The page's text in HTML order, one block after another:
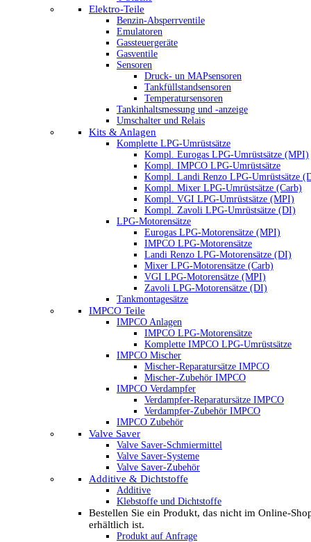
Elektro-Teile
Benzin-Absperrventile
Emulatoren
Gassteuergeräte
Gasventile
Sensoren
Druck- un MAPsensoren
Tankfüllstandsensoren
Temperatursensoren
Tankinhaltsmessung und -anzeige
Umschalter und Relais
Kits & Anlagen
Komplette LPG-Umrüstsätze
Kompl. Eurogas LPG-Umrüstsätze (MPI)
Kompl. IMPCO LPG-Umrüstsätze
Kompl. Landi Renzo LPG-Umrüstsätze
Kompl. Mixer LPG-Umrüstsätze (Carb)
Kompl. VGI LPG-Umrüstsätze (MPI)
Kompl. Zavoli LPG-Umrüstsätze (DI)
LPG-Motorensätze
Eurogas LPG-Motorensätze (MPI)
IMPCO LPG-Motorensätze
Landi Renzo LPG-Motorensätze (DI)
Mixer LPG-Motorensätze (Carb)
VGI LPG-Motorensätze (MPI)
Zavoli LPG-Motorensätze (DI)
Tankmontagesätze
IMPCO Teile
IMPCO Anlagen
IMPCO LPG-Motorensätze
Komplette IMPCO LPG-Umrüstsätze
IMPCO Mischer
Mischer-Reparatursätze IMPCO
Mischer-Zubehör IMPCO
IMPCO Verdampfer
Verdampfer-Reparatursätze IMPCO
Verdampfer-Zubehör IMPCO
IMPCO Zubehör
Valve Saver
Valve Saver-Schmiermittel
Valve Saver-Systeme
Valve Saver-Zubehör
Additive & Dichtstoffe
Additive
Klebstoffe und Dichtstoffe
Bestellen Sie ein Produkt, das nicht im Online-
erhältlich ist.
Produkt auf Anfrage